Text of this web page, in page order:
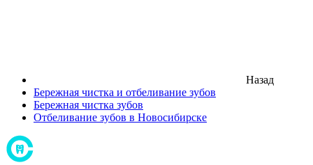
Назад
Бережная чистка и отбеливание зубов
Бережная чистка зубов
Отбеливание зубов в Новосибирске